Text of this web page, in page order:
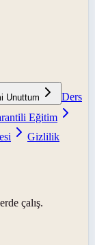
Unuttum
Ders
Eğitim
Gizlilik
çalış.